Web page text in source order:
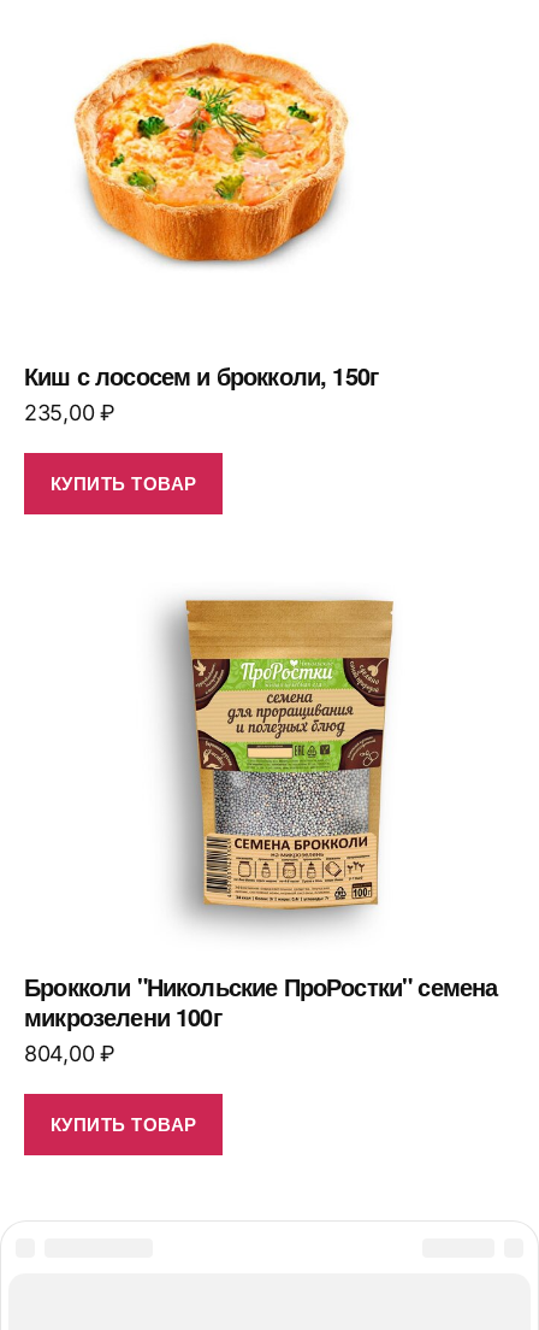
Киш с лососем и брокколи, 150г
235,00₽
КУПИТЬ ТОВАР
Брокколи "Никольские ПроРостки" семена
микрозелени 100г
804,00₽
КУПИТЬ ТОВАР